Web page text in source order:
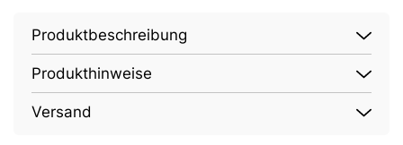
Produktbeschreibung
Produkthinweise
Versand